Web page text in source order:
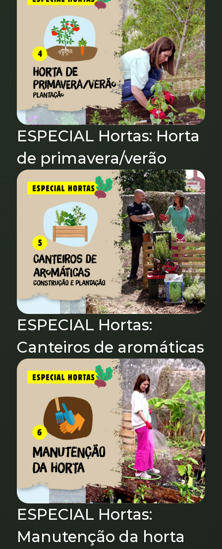
ESPECIAL Hortas: Horta
de primavera/verão
ESPECIAL Hortas:
Canteiros de aromáticas
ESPECIAL Hortas:
Manutenção da horta